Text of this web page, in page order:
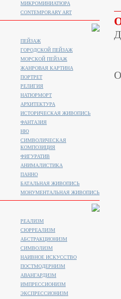
МИКРОМИНИАТЮРА
CONTEMPORARY ART
ПЕЙЗАЖ
ГОРОДСКОЙ ПЕЙЗАЖ
МОРСКОЙ ПЕЙЗАЖ
ЖАНРОВАЯ КАРТИНА
ПОРТРЕТ
РЕЛИГИЯ
НАТЮРМОРТ
АРХИТЕКТУРА
ИСТОРИЧЕСКАЯ ЖИВОПИСЬ
ФАНТАЗИЯ
НЮ
СИМВОЛИЧЕСКАЯ
КОМПОЗИЦИЯ
ФИГУРАТИВ
АНИМАЛИСТИКA
ПАННО
БАТАЛЬНАЯ ЖИВОПИСЬ
МОНУМЕНТАЛЬНАЯ ЖИВОПИСЬ
РЕАЛИЗМ
СЮРРЕАЛИЗМ
АБСТРАКЦИОНИЗМ
СИМВОЛИЗМ
НАИВНОЕ ИСКУССТВО
ПОСТМОДЕРНИЗМ
АВАНГАРДИЗМ
ИМПРЕССИОНИЗМ
ЭКСПРЕССИОНИЗМ